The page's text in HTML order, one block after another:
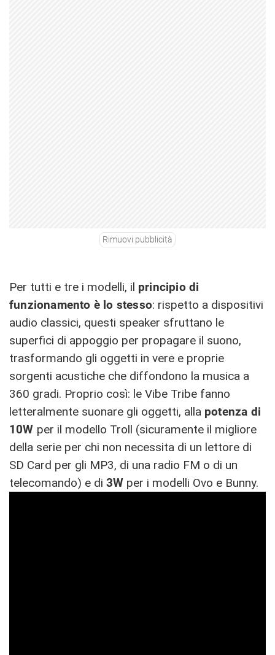
Rimuovi pubblicità
Per tutti e tre i modelli, il principio di
funzionamento è lo stesso: rispetto a dispositivi
audio classici, questi speaker sfruttano le
superfici di appoggio per propagare il suono,
trasformando gli oggetti in vere e proprie
sorgenti acustiche che diffondono la musica a
360 gradi. Proprio così: le Vibe Tribe fanno
letteralmente suonare gli oggetti, alla potenza di
10W per il modello Troll (sicuramente il migliore
della serie per chi non necessita di un lettore di
SD Card per gli MP3, di una radio FM o di un
telecomando) e di 3W per i modelli Ovo e Bunny.